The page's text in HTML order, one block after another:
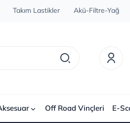
Takım Lastikler Akü-Filtre-Yağ
Off Road Vinçleri E-